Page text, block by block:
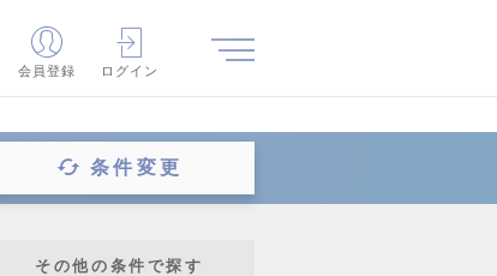
会員登録 ログイン
条件変更
その他の条件で探す